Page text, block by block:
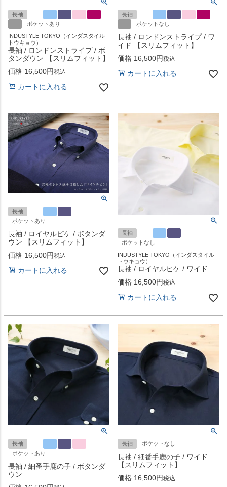
長袖
ポケットあり
INDUSTYLE TOKYO（インダスタイル
トウキョウ）
長袖 / ロンドンストライプ / ボ
タンダウン 【スリムフィット】
価格 16,500 税込
カートに入れる
長袖
ポケットなし
長袖 / ロンドンストライプ / ワ
イド 【スリムフィット】
価格 16,500 税込
カートに入れる
長袖
ポケットあり
長袖 / ロイヤルピケ / ボタンダ
ウン 【スリムフィット】
価格 16,500 税込
カートに入れる
長袖
ポケットなし
INDUSTYLE TOKYO（インダスタイル
トウキョウ）
長袖 / ロイヤルピケ / ワイド
価格 16,500 税込
カートに入れる
長袖
ポケットあり
長袖 / 細番手鹿の子 / ボタンダ
ウン
長袖 ポケットなし
長袖 / 細番手鹿の子 / ワイド
【スリムフィット】
価格 16,500 税込